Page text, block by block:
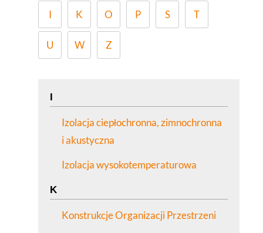
I K O P S T
U W Z
I
Izolacja ciepłochronna, zimnochronna
i akustyczna
Izolacja wysokotemperaturowa
K
Konstrukcje Organizacji Przestrzeni